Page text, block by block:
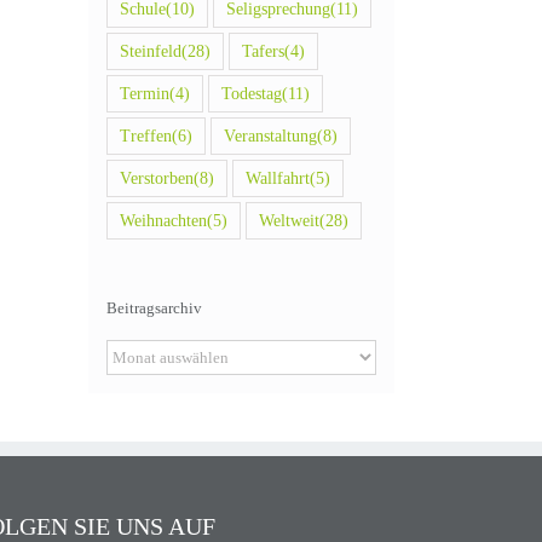
Schule(10) Seligsprechung(11)
Steinfeld(28) Tafers(4)
Termin(4) Todestag(11)
Treffen(6) Veranstaltung(8)
Verstorben(8) Wallfahrt(5)
Weihnachten(5) Weltweit(28)
Beitragsarchiv
Beitragsarchiv
SIE UNS AUF